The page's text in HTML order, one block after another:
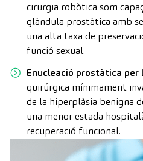
cirurgia robòtica som
glàndula prostàtica amb
una alta taxa de
funció sexual.
Enucleació prostàtica per
quirúrgica mínimament
de la hiperplàsia benigna
una menor estada
recuperació funcional.